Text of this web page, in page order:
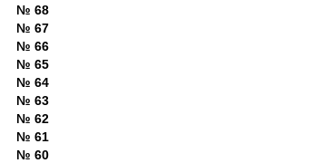
№ 68
№ 67
№ 66
№ 65
№ 64
№ 63
№ 62
№ 61
№ 60